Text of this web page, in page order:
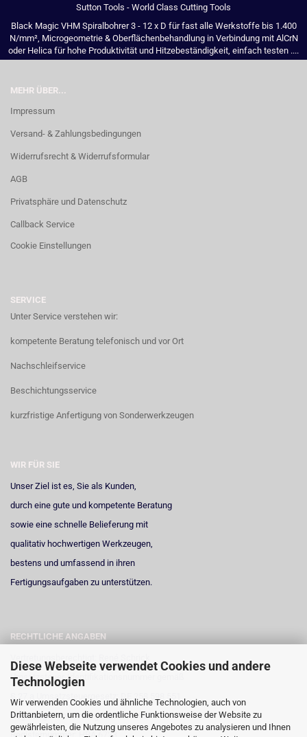
Diese Webseite verwendet Cookies und andere
Technologien
Wir verwenden Cookies und ähnliche Technologien, auch von
Drittanbietern, um die ordentliche Funktionsweise der Website zu
gewährleisten, die Nutzung unseres Angebotes zu analysieren und Ihnen
Sutton Tools - World Class Cutting Tools
Black Magic VHM Spiralbohrer 3 - 12 x D für fast alle Werkstoffe bis 1.400
N/mm², Microgeometrie & Oberflächenbehandlung in Verbindung mit AlCrN
oder Helica für hohe Produktivität und Hitzebeständigkeit, einfach testen ....
MEHR ÜBER...
Impressum
Versand- & Zahlungsbedingungen
Widerrufsrecht & Widerrufsformular
AGB
Privatsphäre und Datenschutz
Callback Service
Cookie Einstellungen
SERVICE
Unter Service verstehen wir:
kompetente Beratung telefonisch und vor Ort
Nachschleifservice
Beschichtungsservice
kurzfristige Anfertigung von Sonderwerkzeugen
WIR FÜR SIE
Unser Ziel ist es, Sie als Kunden,
durch eine gute und kompetente Beratung
sowie eine schnelle Belieferung mit
qualitativ hochwertigen Werkzeugen,
bestens und umfassend in ihren
Fertigungsaufgaben zu unterstützen.
RECHTLICHE ANGABEN
Umsatzsteuer-Identifikationsnummer gemäß
§ 27 a Umsatzsteuergesetz: DE 258 598 551
Registergericht: Amtsgericht Neuss
Registernummer: HRA 6723